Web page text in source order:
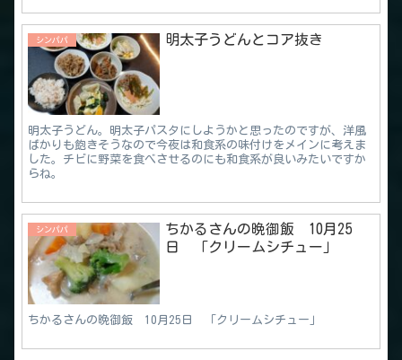
シンパパ 明太子うどんとコア抜き
明太子うどん。明太子パスタにしようかと思ったのですが、洋風
ばかりも飽きそうなので今夜は和食系の味付けをメインに考えま
した。チビに野菜を食べさせるのにも和食系が良いみたいですか
らね。
シンパパ
ちかるさんの晩御飯 10月25
日 「クリームシチュー」
ちかるさんの晩御飯 10月25日 「クリームシチュー」